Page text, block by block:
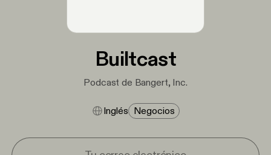
Builtcast
Podcast de Bangert, Inc.
Inglés Negocios